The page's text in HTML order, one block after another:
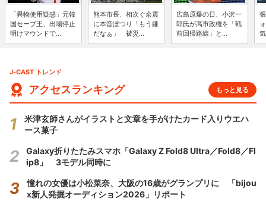
「異物使用疑惑」元韓
国セーブ王、出場停止
明けマウンドで...
熊本市長、相次ぐ余震
に本音ぽつり「もう嫌
だなぁ」 被災...
広島原爆の日、小沢一
郎氏が高市政権を「戦
前回帰路線」と...
J-CAST トレンド
アクセスランキング もっと見る
米津玄師さんがイラストと文章を手がけたカード入りウエハ
ース菓子
Galaxy折りたたみスマホ「Galaxy Z Fold8 Ultra／Fold8／Fl
ip8」 3モデル同時に
憧れの女優は小松菜奈、大阪の16歳がグランプリに 「bijou
x新人発掘オーディション2026」リポート